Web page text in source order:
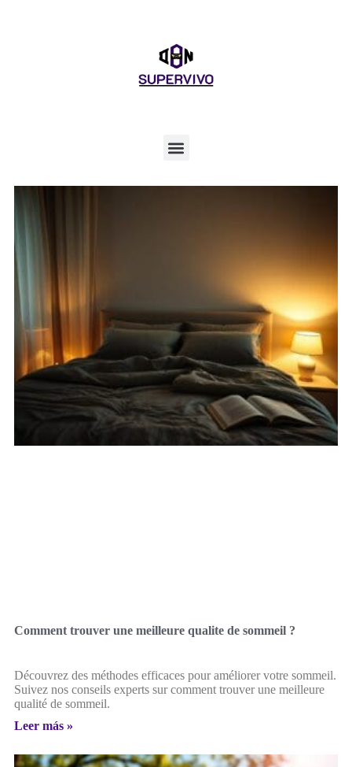
Comment trouver une meilleure qualite de sommeil ?
Découvrez des méthodes efficaces pour améliorer votre sommeil.
Suivez nos conseils experts sur comment trouver une meilleure
qualité de sommeil.
Leer más »